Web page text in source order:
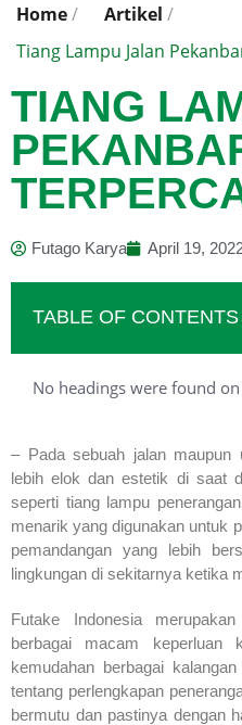
Home/ Artikel /
Tiang Lampu Jalan
TIANG
Futago Karya April 19,
TABLE OF CONTENTS
No headings were found
– Pada sebuah jalan maupun
lebih elok dan estetik di saat
seperti tiang lampu
menarik yang digunakan untuk
pemandangan yang lebih
lingkungan di sekitarnya ketika
Futake Indonesia
berbagai macam keperluan
kemudahan berbagai
tentang perlengkapan
bermutu dan pastinya dengan